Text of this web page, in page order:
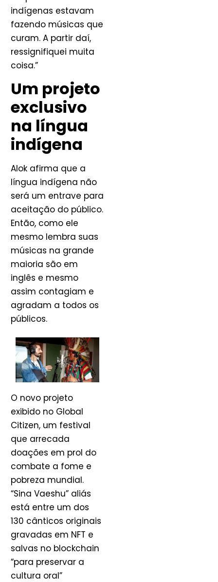
indígenas estavam
fazendo músicas que
curam. A partir daí,
ressignifiquei muita
coisa.”
Um projeto
exclusivo
na língua
indígena
Alok afirma que a
língua indígena não
será um entrave para
aceitação do público.
Então, como ele
mesmo lembra suas
músicas na grande
maioria são em
inglês e mesmo
assim contagiam e
agradam a todos os
públicos.
O novo projeto
exibido no Global
Citizen, um festival
que arrecada
doações em prol do
combate a fome e
pobreza mundial.
“Sina Vaeshu” aliás
está entre um dos
130 cânticos originais
gravadas em NFT e
salvas no blockchain
“para preservar a
cultura oral”